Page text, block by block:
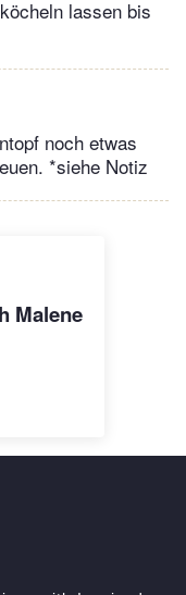
lassen bis
noch etwas
*siehe Notiz
Malene